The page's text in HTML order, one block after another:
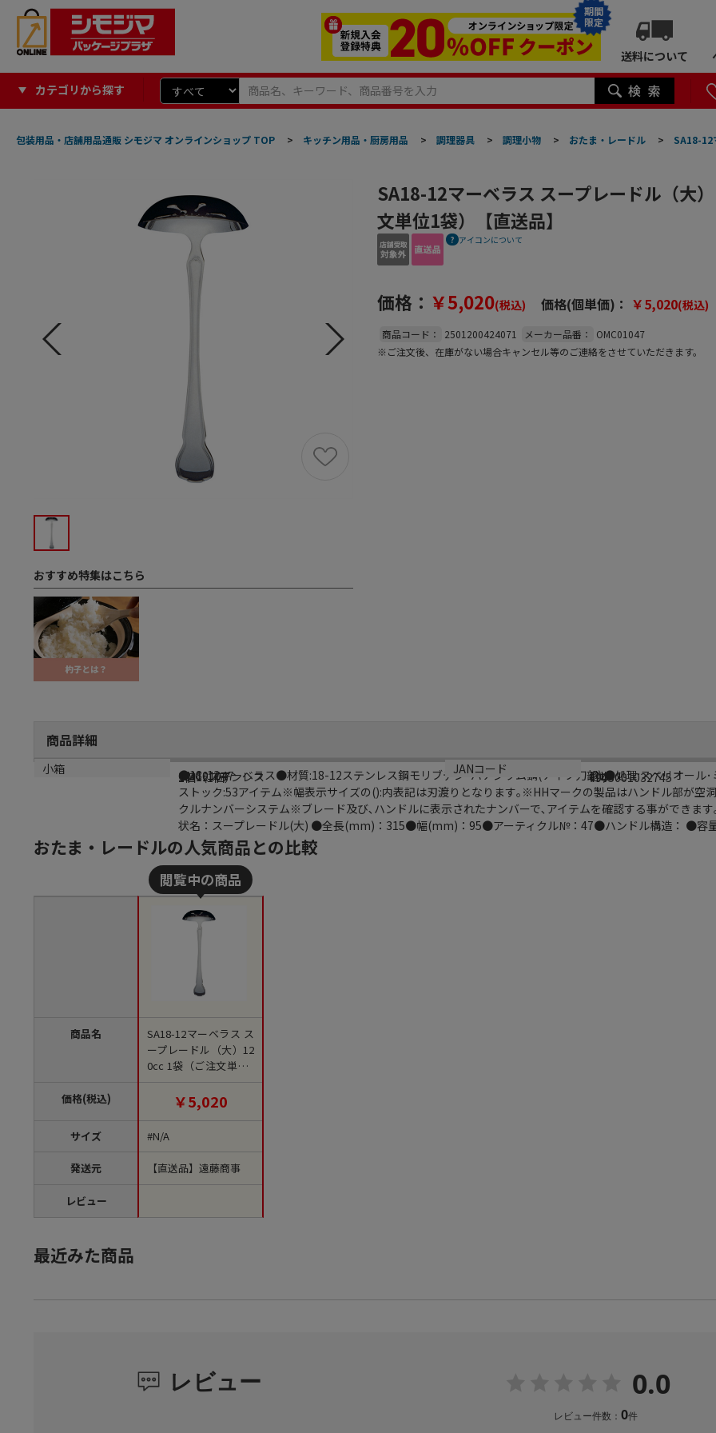
期間
限定
送料について
カテゴリから探す
包装用品・店舗用品通販 シモジマ オンラインショップ TOP > キッチン用品・厨房用品 > 調理器具 > 調理小物 > おたま・レードル > SA18-12
おすすめ特集はこちら
SA18-12マーベラス スープレードル（大
文単位1袋）【直送品】
アイコンについて
価格： ￥5,020(税込) 価格(個単価)： ￥5,020(税込)
商品コード： 2501200424071 メーカー品番：
OMC01047
※ご注文後、在庫がない場合キャンセル等のご連絡をさせていただきます。
商品詳細
商品説明
●18-12マーベラス●材質:18-12ステンレス鋼モリブデン･バナジウム鋼(ナイフ刀部):●処理:スペリオール
ストック:53アイテム※幅表示サイズの():内表記は刃渡りとなります｡※HHマークの製品はハンドル部が空
クルナンバーシステム※ブレード及び､ハンドルに表示されたナンバーで､アイテムを確認する事ができま
状名：スープレードル(大) ●全長(mm)：315●幅(mm)：95●アーティクル№：47●ハンドル構造： ●容
メーカー品番
OMC01047
サイズ
#N/A
材質
18-12ステンレス
生産国
日本
小箱
1個（1個）
JANコード
4905001032745
おたま・レードルの人気商品との比較
商品名
価格(税込)
サイズ
発送元
レビュー
SA18-12マーベラス ス
ープレードル（大）12
0cc 1袋（ご注文単位1
袋）【直送品】
￥5,020
#N/A
【直送品】遠藤商事
最近みた商品
レビュー 0.0
レビュー件数： 0件